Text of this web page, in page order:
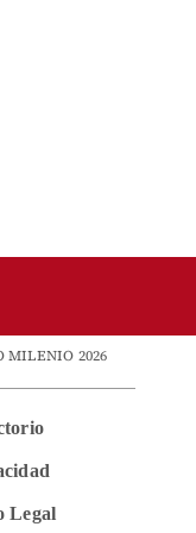
MILENIO 2026
Legal